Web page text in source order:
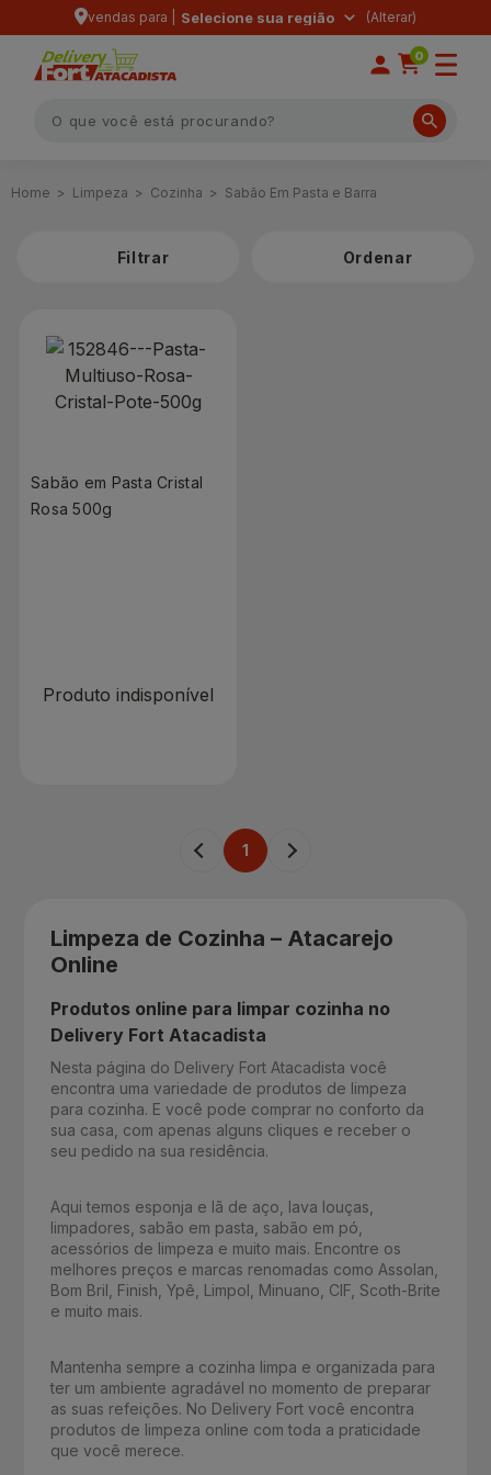
vendas para | Selecione sua região
0
Limpeza Cozinha Sabão Em Pasta e Barra
Filtrar
Sabão em Pasta Cristal
Rosa 500g
Produto indisponível
1
Limpeza de Cozinha – Atacarejo
Online
Produtos online para limpar cozinha no
Delivery Fort Atacadista
Nesta página do Delivery Fort Atacadista você
encontra uma variedade de produtos de limpeza
para cozinha. E você pode comprar no conforto da
sua casa, com apenas alguns cliques e receber o
seu pedido na sua residência.
Aqui temos esponja e lã de aço, lava louças,
limpadores, sabão em pasta, sabão em pó,
acessórios de limpeza e muito mais. Encontre os
melhores preços e marcas renomadas como Assolan,
Bom Bril, Finish, Ypê, Limpol, Minuano, CIF, Scoth-Brite
e muito mais.
Mantenha sempre a cozinha limpa e organizada para
ter um ambiente agradável no momento de preparar
as suas refeições. No Delivery Fort você encontra
produtos de limpeza online com toda a praticidade
que você merece.